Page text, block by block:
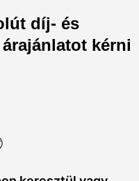
díj- és
kérni